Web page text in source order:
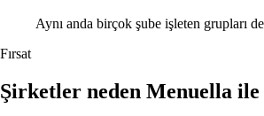
Aynı anda birçok şube işleten grupları
Fırsat
Şirketler neden Menuella